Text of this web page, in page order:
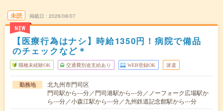
未読
NEW
掲載日 2026/08/07
【医療行為はナシ】時給1350円！病院で備品
のチェックなど＊
職種未経験OK 交通費別途支給あり WEB登録OK 派遣
勤務地
北九州市門司区
門司駅から---分／門司港駅から---分／ノーフォーク広場駅か
ら---分／小森江駅から---分／九州鉄道記念館駅から---分